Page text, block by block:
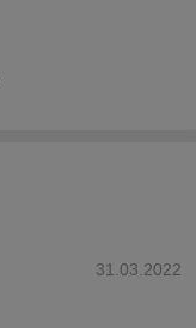
31.03.2022